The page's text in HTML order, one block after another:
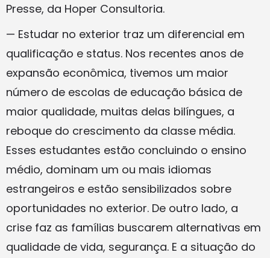
Presse, da Hoper Consultoria.
— Estudar no exterior traz um diferencial em
qualificação e status. Nos recentes anos de
expansão econômica, tivemos um maior
número de escolas de educação básica de
maior qualidade, muitas delas bilíngues, a
reboque do crescimento da classe média.
Esses estudantes estão concluindo o ensino
médio, dominam um ou mais idiomas
estrangeiros e estão sensibilizados sobre
oportunidades no exterior. De outro lado, a
crise faz as famílias buscarem alternativas em
qualidade de vida, segurança. E a situação do